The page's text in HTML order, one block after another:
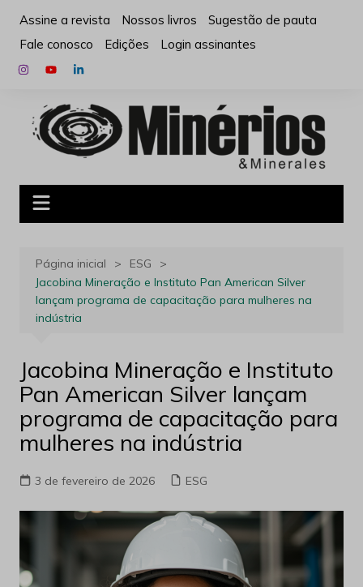
para
conteúdo
Assine a revista Nossos livros
Sugestão de pauta
Fale conosco
Edições Login assinantes
Página inicial
ESG
Jacobina Mineração e Instituto Pan American Silver
lançam programa de capacitação para mulheres na
indústria
Jacobina Mineração e Instituto
Pan American Silver lançam
programa de capacitação para
mulheres na indústria
3 de fevereiro de 2026 ESG